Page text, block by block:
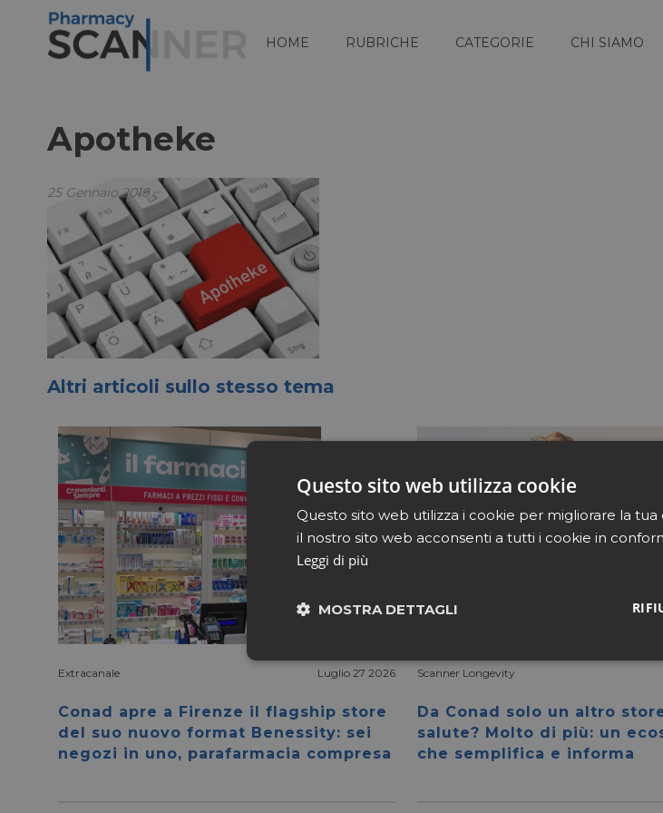
HOME RUBRICHE CATEGORIE CHI SIAMO
Apotheke
25 Gennaio 2018
Altri articoli sullo stesso tema
Extracanale Luglio 27 2026
Conad apre a Firenze il flagship store
del suo nuovo format Benessity: sei
negozi in uno, parafarmacia compresa
Scanner Longevity
Da Conad solo un altro
salute? Molto di più: un
che semplifica e informa
Questo sito web utilizza cookie
Questo sito web utilizza i cookie per migliorare la
il nostro sito web acconsenti a tutti i cookie in
Leggi di più
MOSTRA DETTAGLI
Necessari Marketing